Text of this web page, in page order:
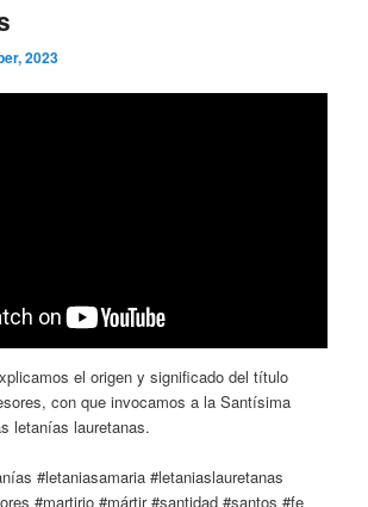
2023
el origen y significado del título
con que invocamos a la Santísima
letanías lauretanas.
#letaniasamaria #letaniaslauretanas
#martirio #mártir #santidad #santos #fe